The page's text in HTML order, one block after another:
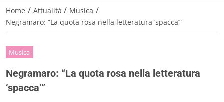
Home / Attualità / Musica /
Negramaro: “La quota rosa nella letteratura ‘spacca’”
Musica
Negramaro: “La quota rosa nella letteratura
‘spacca’”